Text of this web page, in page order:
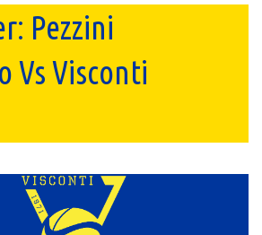
Pezzini
Vs Visconti